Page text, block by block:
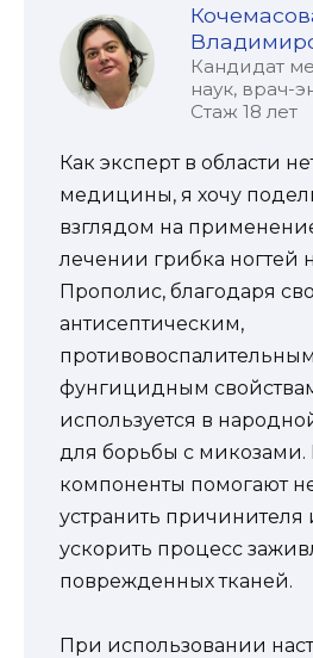
Кандидат
наук, врач-
Стаж 18 лет
Как эксперт в области
медицины, я хочу
взглядом на
лечении грибка ногтей
Прополис, благодаря
антисептическим,
фунгицидным
используется в
для борьбы с
компоненты помогают
устранить
ускорить процесс
поврежденных тканей.
При использовании